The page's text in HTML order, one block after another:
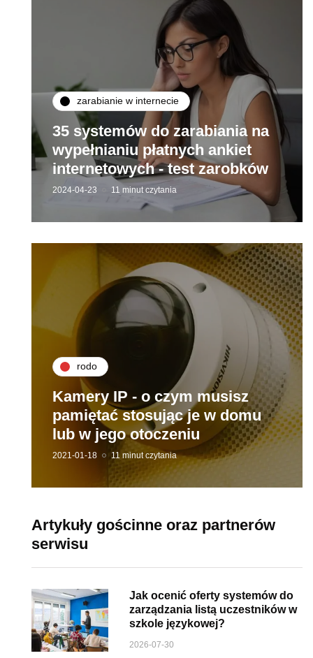
zarabianie w internecie
35 systemów do zarabiania na
wypełnianiu płatnych ankiet
internetowych - test zarobków
2024-04-23 11 minut czytania
rodo
Kamery IP - o czym musisz
pamiętać stosując je w domu
lub w jego otoczeniu
2021-01-18 11 minut czytania
Artykuły gościnne oraz partnerów
serwisu
Jak ocenić oferty systemów do
zarządzania listą uczestników w
szkole językowej?
2026-07-30